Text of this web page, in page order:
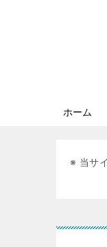
ホーム
※ 当サ